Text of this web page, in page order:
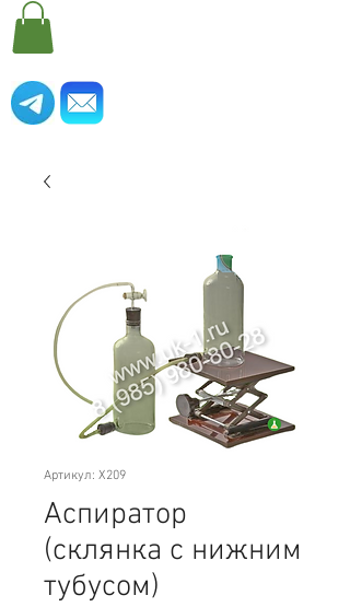
Артикул: Х209
Аспиратор
(склянка с нижним
тубусом)